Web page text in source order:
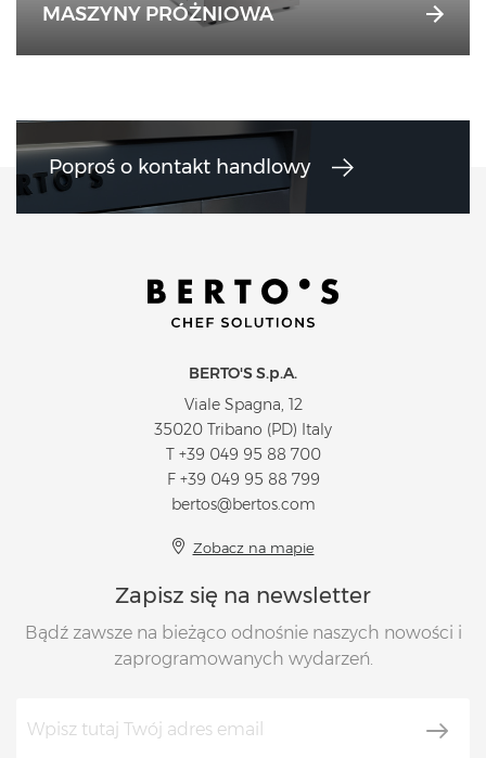
MASZYNY PRÓŻNIOWA
Poproś o kontakt handlowy
BERTO'S S.p.A.
Viale Spagna, 12
35020 Tribano (PD) Italy
T +39 049 95 88 700
F +39 049 95 88 799
bertos@bertos.com
Zobacz na mapie
Zapisz się na newsletter
Bądź zawsze na bieżąco odnośnie naszych nowości i
zaprogramowanych wydarzeń.